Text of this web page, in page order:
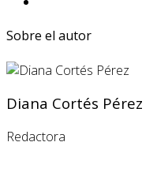
Sobre el autor
Diana Cortés Pérez
Redactora